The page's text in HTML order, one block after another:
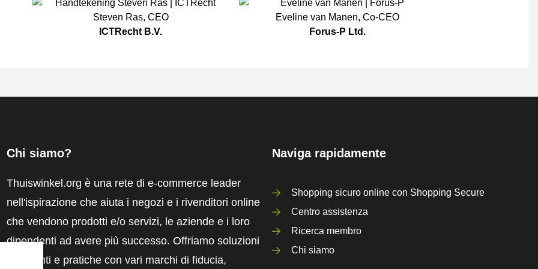
Steven Ras, CEO
ICTRecht B.V.
Eveline van Manen, Co-CEO
Forus-P Ltd.
Chi siamo?
Thuiswinkel.org è una rete di e-commerce leader
nell'ispirazione che aiuta i negozi e i rivenditori online
che vendono prodotti e/o servizi, le aziende e i loro
dipendenti ad avere più successo. Offriamo soluzioni
pertinenti e pratiche con vari marchi di fiducia,
Naviga rapidamente
Shopping sicuro online con Shopping Secure
Centro assistenza
Ricerca membro
Chi siamo